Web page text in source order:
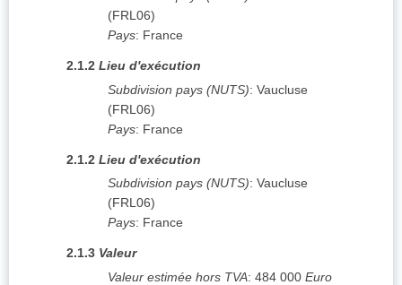
(FRL06)
Pays: France
2.1.2 Lieu d'exécution
Subdivision pays (NUTS): Vaucluse
(FRL06)
Pays: France
2.1.2 Lieu d'exécution
Subdivision pays (NUTS): Vaucluse
(FRL06)
Pays: France
2.1.3 Valeur
Valeur estimée hors TVA: 484 000 Euro